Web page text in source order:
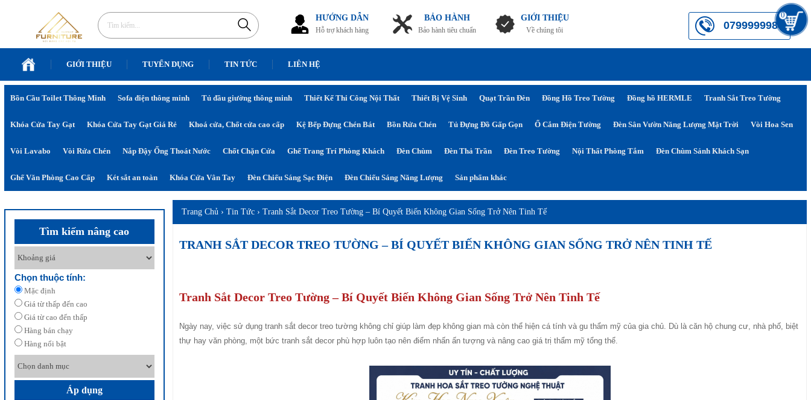
0
HƯỚNG DẪN
Hỗ trợ khách hàng
BẢO HÀNH
Bảo hành tiêu chuẩn
GIỚI THIỆU
Về chúng tôi 0799999984
GIỚI THIỆU TUYỂN DỤNG TIN TỨC LIÊN HỆ
Bồn Cầu Toilet Thông Minh Sofa điện thông minh Tủ đầu giường thông minh Thiết Kế Thi Công Nội Thất Thiết Bị Vệ Sinh Quạt Trần Đèn Đồng Hồ Treo Tường Đồng hồ HERMLE Tranh Sắt Treo Tường
Khóa Cửa Tay Gạt Khóa Cửa Tay Gạt Giá Rẻ Khoá cửa, Chốt cửa cao cấp Kệ Bếp Đựng Chén Bát Bồn Rửa Chén Tủ Đựng Đồ Gấp Gọn Ổ Cắm Điện Tường Đèn Sân Vườn Năng Lượng Mặt Trời Vòi Hoa Sen
Vòi Lavabo Vòi Rửa Chén Nắp Đậy Ống Thoát Nước Chốt Chặn Cửa Ghế Trang Trí Phòng Khách Đèn Chùm Đèn Thả Trần Đèn Treo Tường Nội Thất Phòng Tắm Đèn Chùm Sảnh Khách Sạn
Ghế Văn Phòng Cao Cấp Két sắt an toàn Khóa Cửa Vân Tay Đèn Chiếu Sáng Sạc Điện Đèn Chiếu Sáng Năng Lượng Sản phẩm khác
Tìm kiếm nâng cao
Chọn thuộc tính:
Mặc định
Giá từ thấp đến cao
Giá từ cao đến thấp
Hàng bán chạy
Hàng nổi bật
Áp dụng
Trang Chủ ›Tin Tức ›Tranh Sắt Decor Treo Tường – Bí Quyết Biến Không Gian Sống Trở Nên Tinh Tế
TRANH SẮT DECOR TREO TƯỜNG – BÍ QUYẾT BIẾN KHÔNG GIAN SỐNG TRỞ NÊN TINH TẾ
Tranh Sắt Decor Treo Tường – Bí Quyết Biến Không Gian Sống Trở Nên Tinh Tế
Ngày nay, việc sử dụng tranh sắt decor treo tường không chỉ giúp làm đẹp không gian mà còn thể hiện cá tính và gu thẩm mỹ của gia chủ. Dù là căn hộ chung cư, nhà phố, biệt
thự hay văn phòng, một bức tranh sắt decor phù hợp luôn tạo nên điểm nhấn ấn tượng và nâng cao giá trị thẩm mỹ tổng thể.